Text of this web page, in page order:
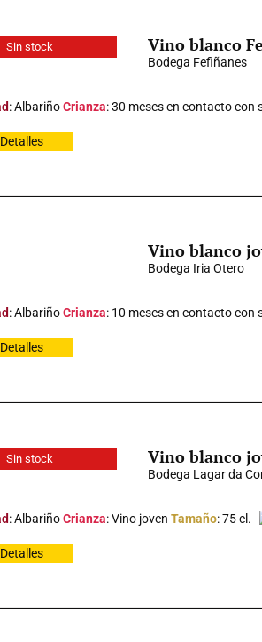
Sin stock Vino blanco
Bodega Fefiñanes
: AlbariñoCrianza: 30 meses en contacto con
Detalles
Vino blanco
Bodega Iria Otero
: AlbariñoCrianza: 10 meses en contacto con
Detalles
Sin stock Vino blanco
Bodega Lagar da
: AlbariñoCrianza: Vino joven Tamaño: 75 cl.
Detalles